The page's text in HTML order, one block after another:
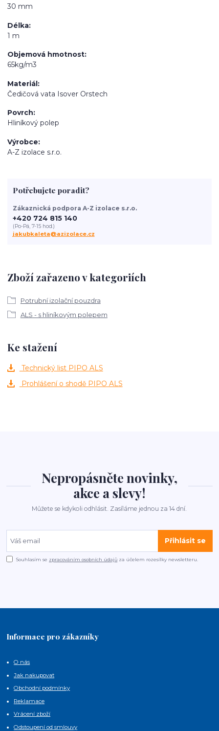
30 mm
Délka
1 m
Objemová hmotnost
65kg/m3
Materiál
Čedičová vata Isover Orstech
Povrch
Hliníkový polep
Výrobce
A-Z izolace s.r.o.
Zboží zařazeno v kategoriích
Potrubní izolační pouzdra
ALS - s hliníkovým polepem
Potřebujete poradit?
Zákaznická podpora A-Z izolace s.r.o.
+420 724 815 140
(Po-Pá, 7-15 hod.)
jakubkaleta@azizolace.cz
Ke stažení
Technický list PIPO ALS
Prohlášení o shodě PIPO ALS
Nepropásněte novinky,
akce a slevy!
Můžete se kdykoli odhlásit. Zasíláme jednou za 14 dní.
Přihlásit se
Souhlasím se zpracováním osobních údajů za účelem rozesílky newsletteru.
Informace pro zákazníky
O nás
Jak nakupovat
Obchodní podmínky
Reklamace
Vrácení zboží
Odstoupení od smlouvy